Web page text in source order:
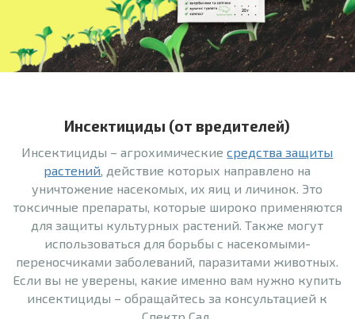
Инсектициды (от вредителей)
Инсектициды – агрохимическиесредства защиты
растений, действие которых направлено на
уничтожение насекомых, их яиц и личинок. Это
токсичные препараты, которые широко применяются
для защиты культурных растений. Также могут
использоваться для борьбы с насекомыми-
переносчиками заболеваний, паразитами животных.
Если вы не уверены, какие именно вам нужно купить
инсектициды – обращайтесь за консультацией к